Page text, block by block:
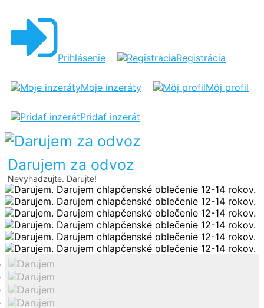
Prihlásenie Registrácia
Moje inzeráty Môj profil
Pridať inzerát
Darujem za odvoz
Nevyhadzujte. Darujte!